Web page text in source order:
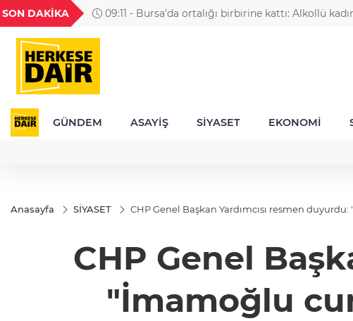
SON DAKİKA
09:11 - Bursa'da ortalığı birbirine kattı: Alkollü
18,1988
TND
16,2478
BGN
28,0626
0,0018
GÜNDEM ASAYİŞ SİYASET EKONOMİ
Anasayfa SİYASET CHP Genel Başkan Yardımcısı resmen
CHP Genel
"İmamoğlu